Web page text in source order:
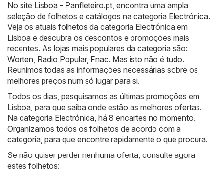
No site Lisboa - Panfleteiro.pt, encontra uma ampla
seleção de folhetos e catálogos na categoria Electrónica.
Veja os atuais folhetos da categoria Electrónica em
Lisboa e descubra os descontos e promoções mais
recentes. As lojas mais populares da categoria são:
Worten, Radio Popular, Fnac. Mas isto não é tudo.
Reunimos todas as informações necessárias sobre os
melhores preços num só lugar para si.
Todos os dias, pesquisamos as últimas promoções em
Lisboa, para que saiba onde estão as melhores ofertas.
Na categoria Electrónica, há 8 encartes no momento.
Organizamos todos os folhetos de acordo com a
categoria, para que encontre rapidamente o que procura.
Se não quiser perder nenhuma oferta, consulte agora
estes folhetos: